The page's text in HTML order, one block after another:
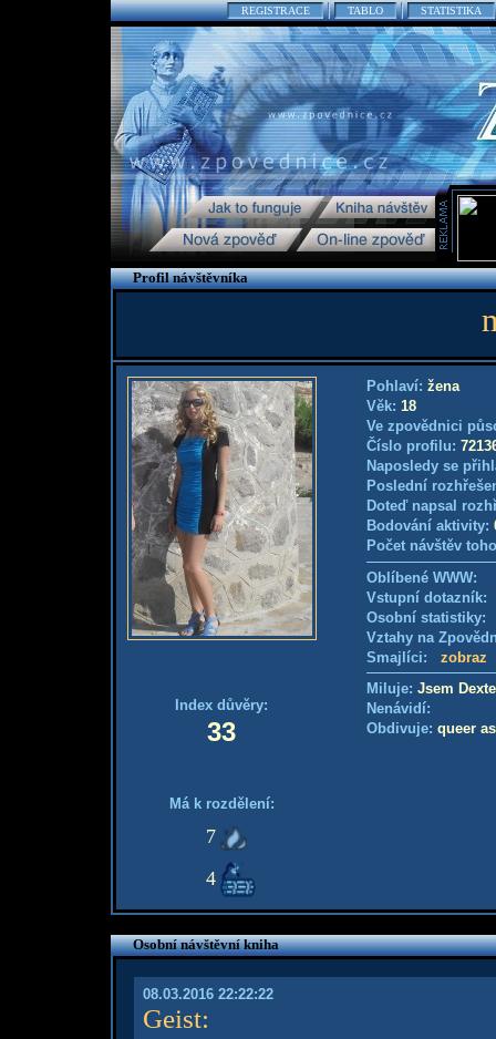
REGISTRACE TABLO STATISTIKA
Profil návštěvníka
Index důvěry:
33
Má k rozdělení:
7
4
Pohlaví: žena
Věk: 18
Ve zpovědnici
Číslo profilu:
Naposledy se
Poslední
Doteď napsal
Bodování aktivity:
Počet návštěv
Oblíbené WWW:
Vstupní
Osobní
Vztahy na
Smajlíci: zobraz
Miluje: Jsem
Nenávidí:
Obdivuje: queer
Osobní návštěvní kniha
08.03.2016 22:22:22
Geist: